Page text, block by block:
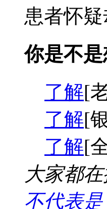
患者怀
你是不是
了解[
了解[
了解[
大家都在
不代表是